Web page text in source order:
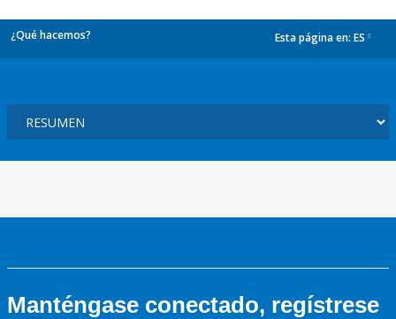
¿Qué hacemos? Esta página en: ES
Manténgase conectado, regístrese